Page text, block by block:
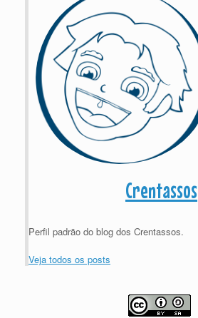
Crentassos
Perfil padrão do blog dos Crentassos.
Veja todos os posts